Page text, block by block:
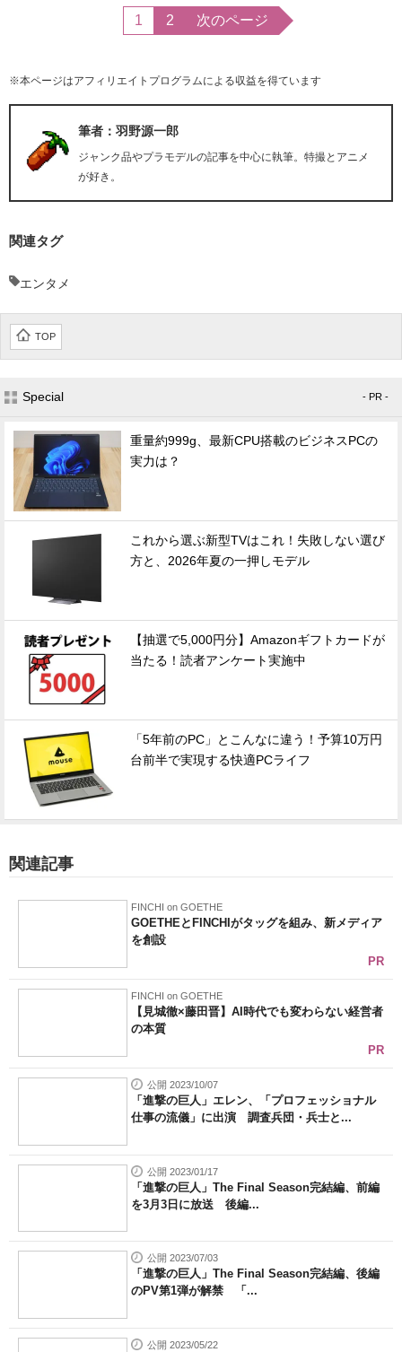
1 2 次のページ
※本ページはアフィリエイトプログラムによる収益を得ています
筆者：羽野源一郎
ジャンク品やプラモデルの記事を中心に執筆。特撮とアニメ
が好き。
関連タグ
エンタメ
TOP
Special - PR -
重量約999g、最新CPU搭載のビジネスPCの
実力は？
これから選ぶ新型TVはこれ！失敗しない選び
方と、2026年夏の一押しモデル
【抽選で5,000円分】Amazonギフトカードが
当たる！読者アンケート実施中
「5年前のPC」とこんなに違う！予算10万円
台前半で実現する快適PCライフ
関連記事
FINCHI on GOETHE
GOETHEとFINCHIがタッグを組み、新メディア
を創設
PR
FINCHI on GOETHE
【見城徹×藤田晋】AI時代でも変わらない経営者
の本質
PR
公開 2023/10/07
「進撃の巨人」エレン、「プロフェッショナル
仕事の流儀」に出演 調査兵団・兵士と...
公開 2023/01/17
「進撃の巨人」The Final Season完結編、前編
を3月3日に放送 後編...
公開 2023/07/03
「進撃の巨人」The Final Season完結編、後編
のPV第1弾が解禁 「...
公開 2023/05/22